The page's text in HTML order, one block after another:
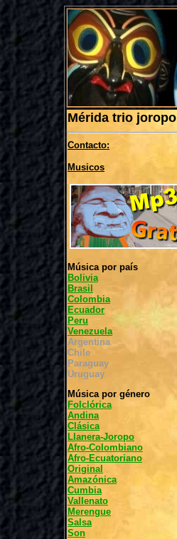
Mérida trio joropo
Contacto:
Musicos
Música por país
Bolivia
Brasil
Colombia
Ecuador
Peru
Venezuela
Argentina
Chile
Paraguay
Uruguay
Música por género
Folclórica
Andina
Clásica
Llanera-Joropo
Afro-Colombiano
Afro-Ecuatoriano
Original
Amazónica
Cumbia
Vallenato
Merengue
Salsa
Son